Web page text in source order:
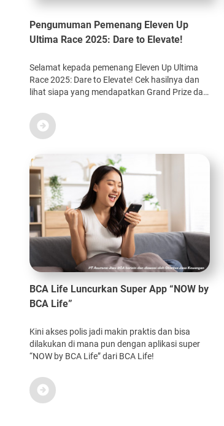
Pengumuman Pemenang Eleven Up
Ultima Race 2025: Dare to Elevate!
Selamat kepada pemenang Eleven Up Ultima
Race 2025: Dare to Elevate! Cek hasilnya dan
lihat siapa yang mendapatkan Grand Prize dan
BCA Life Luncurkan Super App “NOW by
BCA Life”
Kini akses polis jadi makin praktis dan bisa
dilakukan di mana pun dengan aplikasi super
“NOW by BCA Life” dari BCA Life!